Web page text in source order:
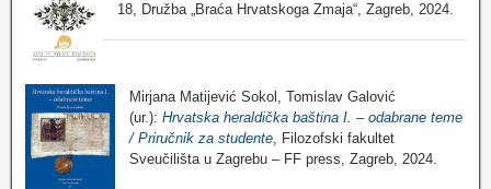
18, Družba „Braća Hrvatskoga Zmaja“, Zagreb, 2024.
Mirjana Matijević Sokol, Tomislav Galović
(ur.): Hrvatska heraldička baština I. – odabrane teme
/ Priručnik za studente, Filozofski fakultet
Sveučilišta u Zagrebu – FF press, Zagreb, 2024.